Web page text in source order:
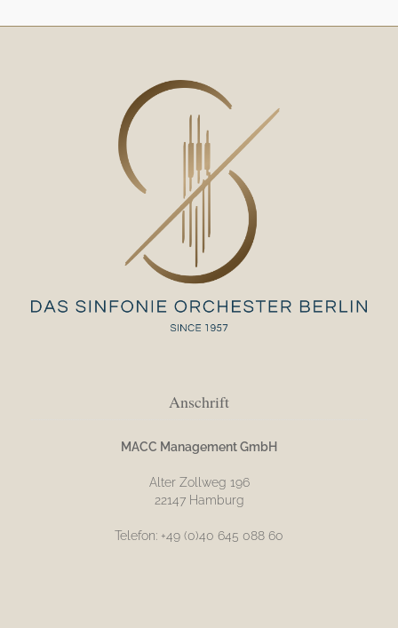
Anschrift
MACC Management GmbH
Alter Zollweg 196
22147 Hamburg
Telefon: +49 (0)40 645 088 60